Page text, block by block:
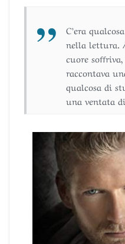
MM
Music
Office
Police
C’era
nella lettura.
cuore
raccontava
qualcosa di
una ventata